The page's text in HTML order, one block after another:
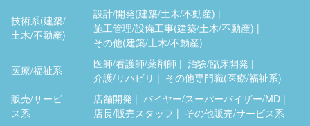
技術系(建築/
土木/不動産)
設計/開発(建築/土木/不動産)
施工管理/設備工事(建築/土木/不動産)
その他(建築/土木/不動産)
医療/福祉系
医師/看護師/薬剤師
治験/臨床開発
介護/リハビリ
その他専門職(医療/福祉系)
販売/サービ
ス系
店舗開発
バイヤー/スーパーバイザー/MD
店長/販売スタッフ
その他販売/サービス系